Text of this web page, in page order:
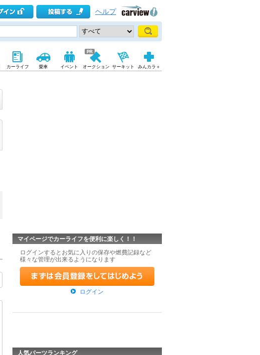
ヘルプ
カーライフ 愛車 イベント オークション サーキット みんカラ＋
マイページでカーライフを便利に楽しく！！
ログインするとお気に入りの保存や燃費記録など
様々な管理が出来るようになります
ログイン
人気パーツランキング